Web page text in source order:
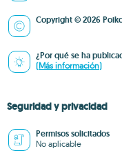
Copyright © 2026
¿Por qué se ha
(Más información)
Seguridad y privacidad
Permisos solicitados
No aplicable